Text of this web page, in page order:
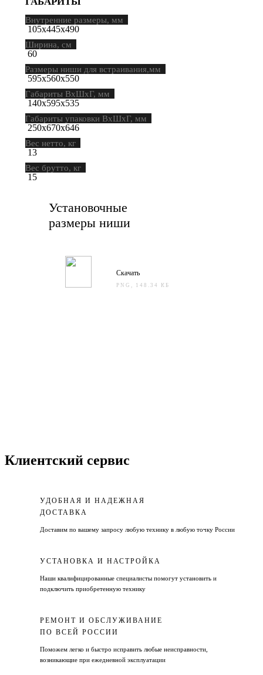
Внутренние размеры, мм
105х445х490
Ширина, см
60
Размеры ниши для встраивания,мм
595х560х550
Габариты ВхШхГ, мм
140х595х535
Габариты упаковки ВхШхГ, мм
250х670х646
Вес нетто, кг
13
Вес брутто, кг
15
Установочные
размеры ниши
Скачать
PNG, 148.34 КБ
Клиентский сервис
УДОБНАЯ И НАДЕЖНАЯ
ДОСТАВКА
Доставим по вашему запросу любую технику в любую точку России
УСТАНОВКА И НАСТРОЙКА
Наши квалифицированные специалисты помогут установить и
подключить приобретенную технику
РЕМОНТ И ОБСЛУЖИВАНИЕ
ПО ВСЕЙ РОССИИ
Поможем легко и быстро исправить любые неисправности,
возникающие при ежедневной эксплуатации